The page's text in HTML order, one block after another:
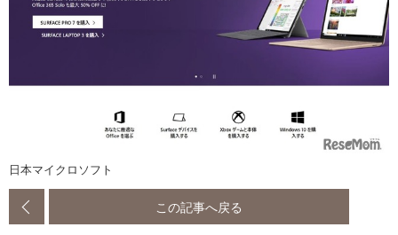
日本マイクロソフト
この記事へ戻る